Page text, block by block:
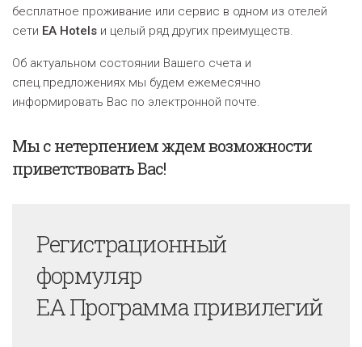
бесплатное проживание или сервис в одном из отелей
сети EA Hotels и целый ряд других преимуществ.
Об актуальном состоянии Вашего счета и
спец.предложениях мы будем ежемесячно
информировать Вас по электронной почте.
Мы с нетерпением ждем возможности
приветствовать Вас!
Регистрационный
формуляр
EA Программа привилегий